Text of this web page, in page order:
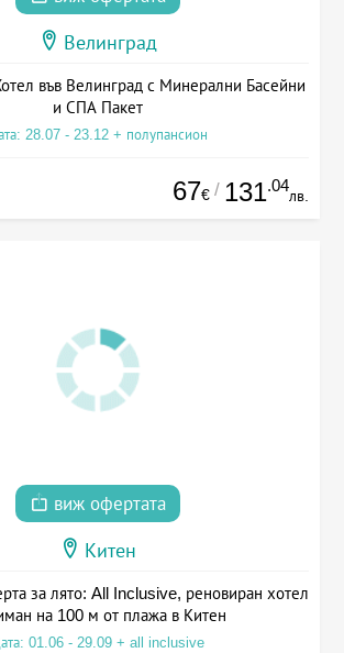
Велинград
във Велинград с Минерални Басейни
и СПА Пакет
28.07 - 23.12 + полупансион
67€ / 131.04
лв.
виж офертата
Китен
за лято: All Inclusive, реновиран хотел
на 100 м от плажа в Китен
01.06 - 29.09 + all inclusive